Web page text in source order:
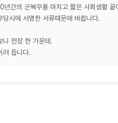
년간의 군복무를 마치고 짧은 사회생활
당시에 서명한 서류때문에 바뀝니다.
니 전장 한 가운데.
려 듭니다.